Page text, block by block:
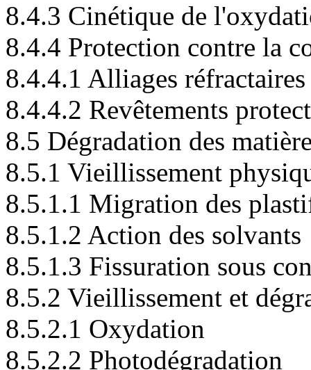
8.4.3 Cinétique de
8.4.4 Protection contre la
8.4.4.1 Alliages réfractaires
8.4.4.2 Revêtements
8.5 Dégradation des
8.5.1 Vieillissement
8.5.1.1 Migration des
8.5.1.2 Action des solvants
8.5.1.3 Fissuration sous
8.5.2 Vieillissement et
8.5.2.1 Oxydation
8.5.2.2 Photodégradation